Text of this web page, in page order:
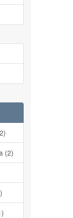
(2)